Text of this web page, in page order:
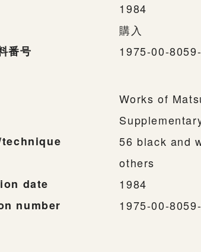
1984
購入
番号
1975-00-
Works of
56 black and
others
date
1984
number
1975-00-